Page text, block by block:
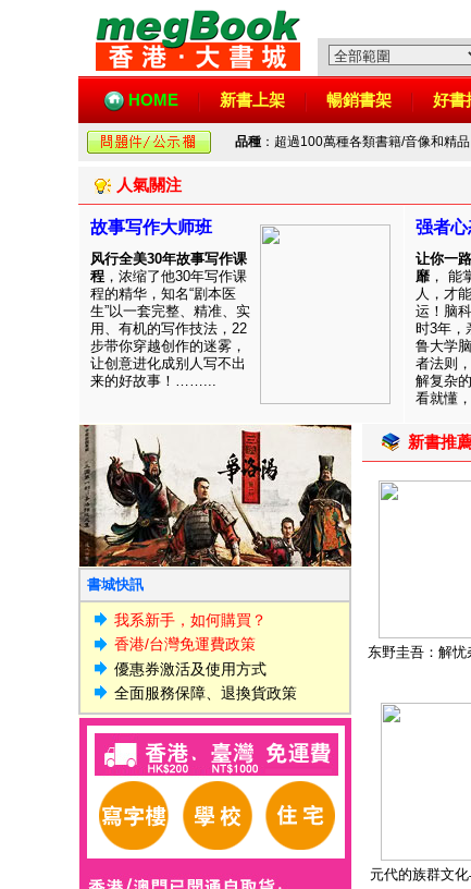
HOME 新書上架 暢銷書架 好書
品種 ：超過100萬種各類書籍/音像和精
人氣關注
故事写作大师班
风行全美30年故事写作课
程 ，浓缩了他30年写作课
程的精华，知名“剧本医
生”以一套完整、精准、实
用、有机的写作技法，22
步带你穿越创作的迷雾，
让创意进化成别人写不出
来的好故事！……...
强者心
让你一
靡 ， 能
人，才
运！脑
时3年，
鲁大学
者法则
解复杂
看就懂
書城快訊
我系新手，如何購買？
香港/台灣免運費政策
優惠券激活及使用方式
全面服務保障、退換貨政策
新書推
东野圭吾：解忧
元代的族群文